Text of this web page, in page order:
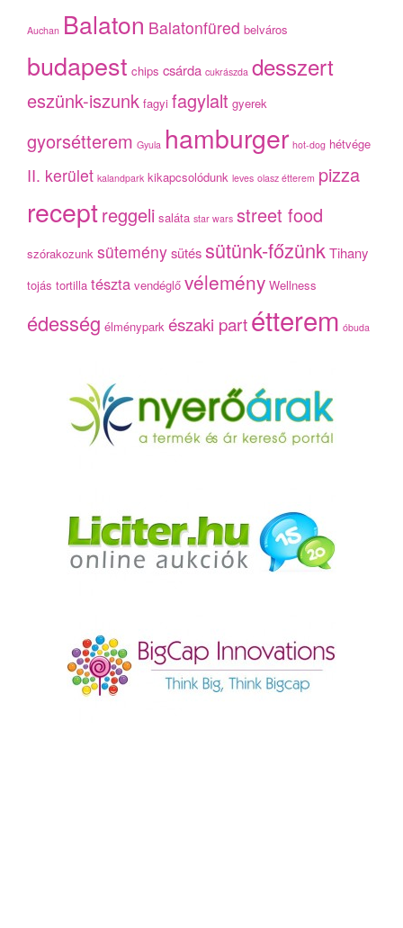
Auchan Balaton Balatonfüred belváros
budapest chips csárda cukrászda desszert
eszünk-iszunk fagyi fagylalt gyerek
gyorsétterem Gyula hamburger hot-dog hétvége
II. kerület kalandpark kikapcsolódunk leves olasz étterem pizza
receptreggeli saláta star wars street food
szórakozunk süteménysütéssütünk-főzünkTihany
tojás tortilla tészta vendéglő vélemény Wellness
édesség élménypark északi partétterem óbuda